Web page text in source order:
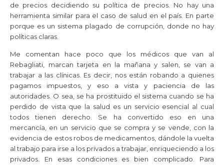
de precios decidiendo su política de precios. No hay una
herramienta similar para el caso de salud en el país. En parte
porque es un sistema plagado de corrupción, donde no hay
políticas claras.
Me comentan hace poco que los médicos que van al
Rebagliati, marcan tarjeta en la mañana y salen, se van a
trabajar a las clínicas. Es decir, nos están robando a quienes
pagamos impuestos, y eso a vista y paciencia de las
autoridades. O sea, se ha prostituido el sistema cuando se ha
perdido de vista que la salud es un servicio esencial al cual
todos tienen derecho. Se ha convertido eso en una
mercancía, en un servicio que se compra y se vende, con la
evidencia de estos robos de medicamentos, dándole la vuelta
al trabajo para irse a los privados a trabajar, enriqueciendo a los
privados. En esas condiciones es bien complicado. Para